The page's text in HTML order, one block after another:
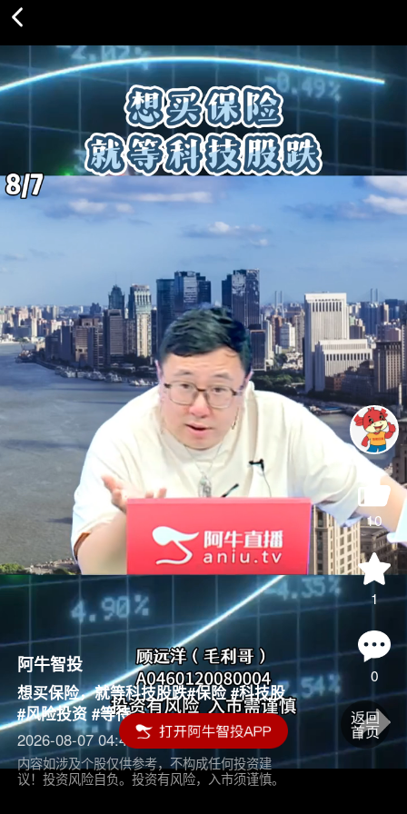
10
1
0
阿牛智投
想买保险，就等科技股跌#保险 #科技股
#风险投资 #等待
2026-08-07 04:45
内容如涉及个股仅供参考，不构成任何投资建
议！投资风险自负。投资有风险，入市须谨慎。